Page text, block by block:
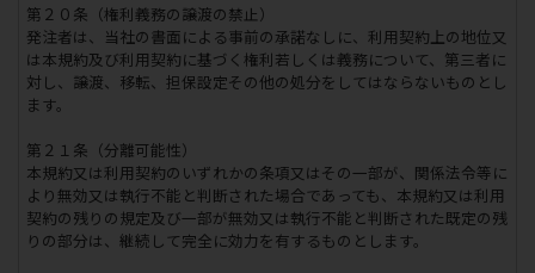
第２０条（権利義務の譲渡の禁止）
発注者は、当社の書面による事前の承諾なしに、利用契約上の地位又
は本規約及び利用契約に基づく権利若しくは義務について、第三者に
対し、譲渡、移転、担保設定その他の処分をしてはならないものとし
ます。
第２１条（分離可能性）
本規約又は利用契約のいずれかの条項又はその一部が、関係法令等に
より無効又は執行不能と判断された場合であっても、本規約又は利用
契約の残りの規定及び一部が無効又は執行不能と判断された既定の残
りの部分は、継続して完全に効力を有するものとします。